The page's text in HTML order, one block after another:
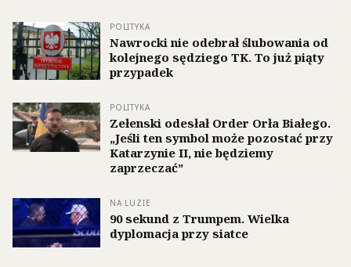
POLITYKA
Nawrocki nie odebrał ślubowania od
kolejnego sędziego TK. To już piąty
przypadek
POLITYKA
Zełenski odesłał Order Orła Białego.
„Jeśli ten symbol może pozostać przy
Katarzynie II, nie będziemy
zaprzeczać”
NA LUZIE
90 sekund z Trumpem. Wielka
dyplomacja przy siatce